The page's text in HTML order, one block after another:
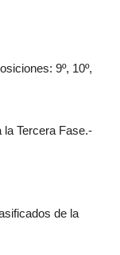
9º, 10º,
Tercera Fase.-
de la